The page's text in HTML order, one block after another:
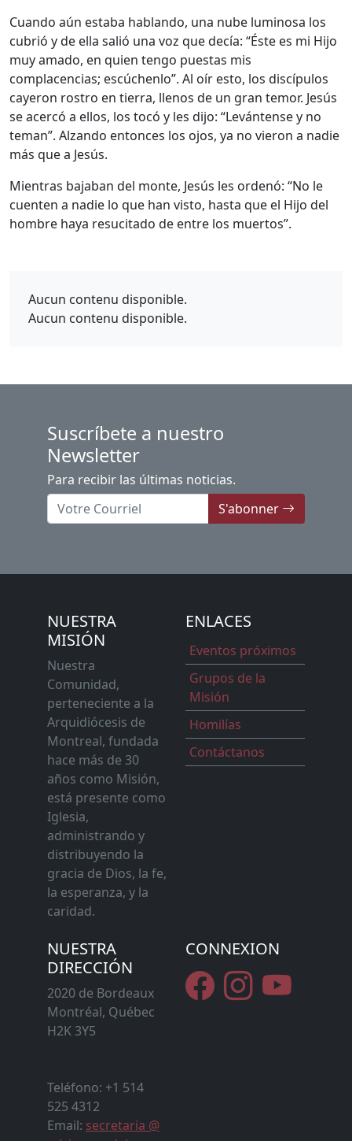
Cuando aún estaba hablando, una nube luminosa los
cubrió y de ella salió una voz que decía: “Éste es mi Hijo
muy amado, en quien tengo puestas mis
complacencias; escúchenlo”. Al oír esto, los discípulos
cayeron rostro en tierra, llenos de un gran temor. Jesús
se acercó a ellos, los tocó y les dijo: “Levántense y no
teman”. Alzando entonces los ojos, ya no vieron a nadie
más que a Jesús.
Mientras bajaban del monte, Jesús les ordenó: “No le
cuenten a nadie lo que han visto, hasta que el Hijo del
hombre haya resucitado de entre los muertos”.
Aucun contenu disponible.
Aucun contenu disponible.
Suscríbete a nuestro
Newsletter
Para recibir las últimas noticias.
S'abonner
NUESTRA
MISIÓN
Nuestra
Comunidad,
perteneciente a la
Arquidiócesis de
Montreal, fundada
hace más de 30
años como Misión,
está presente como
Iglesia,
administrando y
distribuyendo la
gracia de Dios, la fe,
la esperanza, y la
caridad.
ENLACES
Eventos próximos
Grupos de la
Misión
Homilías
Contáctanos
NUESTRA
DIRECCIÓN
2020 de Bordeaux
Montréal, Québec
H2K 3Y5
Teléfono: +1 514
525 4312
Email: secretaria @
CONNEXION